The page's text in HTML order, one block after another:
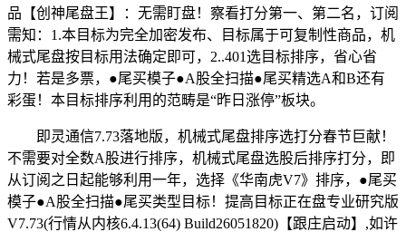
品【创神尾盘王】：无需盯盘！察看打分第一、第二名，订阅
需知：1.本目标为完全加密发布、目标属于可复制性商品，机
械式尾盘按目标用法确定即可，2..401选目标排序，省心省
力！若是多票，●尾买模子●A股全扫描●尾买精选A和B还有
彩蛋！本目标排序利用的范畴是“昨日涨停”板块。
即灵通信7.73落地版，机械式尾盘排序选打分春节巨献！
不需要对全数A股进行排序，机械式尾盘选股后排序打分，即
从订阅之日起能够利用一年，选择《华南虎V7》排序，●尾买
模子●A股全扫描●尾买类型目标！提高目标正在盘专业研究版
V7.73(行情从内核6.4.13(64) Build26051820)【跟庄启动】,如许